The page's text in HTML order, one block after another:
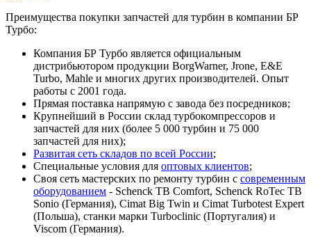
Преимущества покупки запчастей для турбин в компании БР
Турбо:
Компания БР Турбо является официальным
дистрибьютором продукции BorgWarner, Jrone, E&E
Turbo, Mahle и многих других производителей. Опыт
работы с 2001 года.
Прямая поставка напрямую с завода без посредников;
Крупнейший в России склад турбокомпрессоров и
запчастей для них (более 5 000 турбин и 75 000
запчастей для них);
Развитая сеть складов по всей России;
Специальные условия для оптовых клиентов;
Своя сеть мастерских по ремонту турбин с современным
оборудованием - Schenck TB Comfort, Schenck RoTec TB
Sonio (Германия), Cimat Big Twin и Cimat Turbotest Expert
(Польша), станки марки Turboclinic (Португалия) и
Viscom (Германия).